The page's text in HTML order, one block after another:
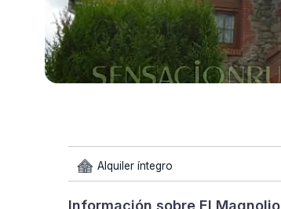
Alquiler íntegro
Información sobre El Magnolio